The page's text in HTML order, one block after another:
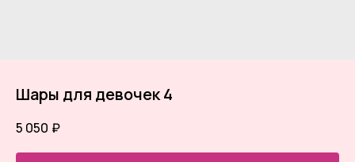
Шары для девочек 4
5 050 ₽